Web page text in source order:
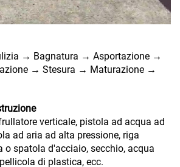
→ Bagnatura → Asportazione →
→ Stesura → Maturazione →
verticale, pistola ad acqua ad
ad aria ad alta pressione, riga
o spatola d'acciaio, secchio, acqua
di plastica, ecc.